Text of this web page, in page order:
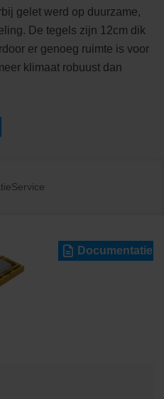
gelet werd op duurzame,
De tegels zijn 12cm dik
er genoeg ruimte is voor
klimaat robuust dan
Service
Documentatie